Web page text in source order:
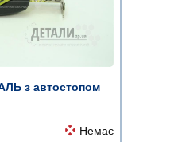
з автостопом
Немає